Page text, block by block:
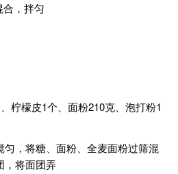
合，拌匀
柠檬皮1个、面粉210克、泡打粉1
，将糖、面粉、全麦面粉过筛混
，将面团弄